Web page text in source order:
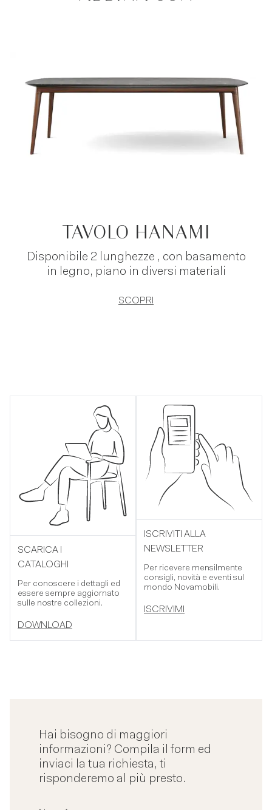
TAVOLO HANAMI
Disponibile 2 lunghezze , con basamento
in legno, piano in diversi materiali
SCOPRI
SCARICA I
CATALOGHI
Per conoscere i dettagli ed
essere sempre aggiornato
sulle nostre collezioni.
DOWNLOAD
ISCRIVITI ALLA
NEWSLETTER
Per ricevere mensilmente
consigli, novità e eventi sul
mondo Novamobili.
ISCRIVIMI
Hai bisogno di maggiori
informazioni? Compila il form ed
inviaci la tua richiesta, ti
risponderemo al più presto.